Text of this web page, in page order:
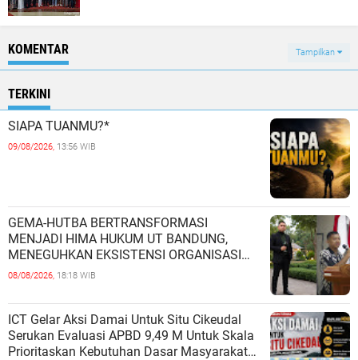
KOMENTAR Tampilkan
TERKINI
SIAPA TUANMU?*
09/08/2026, 13:56 WIB
GEMA-HUTBA BERTRANSFORMASI
MENJADI HIMA HUKUM UT BANDUNG,
MENEGUHKAN EKSISTENSI ORGANISASI
MAHASISWA HUKUM UNIVERSITAS
08/08/2026, 18:18 WIB
ICT Gelar Aksi Damai Untuk Situ Cikeudal
Serukan Evaluasi APBD 9,49 M Untuk Skala
Prioritaskan Kebutuhan Dasar Masyarakat